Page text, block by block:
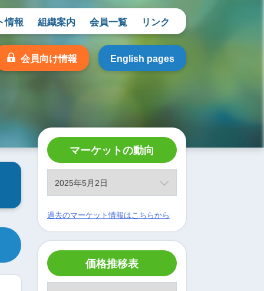
情報 組織案内 会員一覧 リンク
会員向け情報 English pages
マーケットの動向
過去のマーケット情報はこちらから
価格推移表